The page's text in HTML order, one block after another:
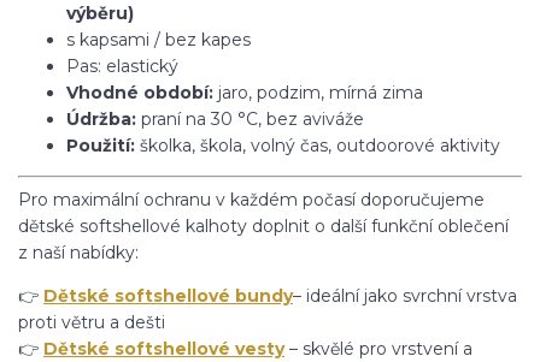
výběru)
s kapsami / bez kapes
Pas: elastický
Vhodné období: jaro, podzim, mírná zima
Údržba: praní na 30 °C, bez aviváže
Použití: školka, škola, volný čas, outdoorové aktivity
Pro maximální ochranu v každém počasí doporučujeme
dětské softshellové kalhoty doplnit o další funkční oblečení
z naší nabídky:
👉 Dětské softshellové bundy– ideální jako svrchní vrstva
proti větru a dešti
👉 Dětské softshellové vesty– skvělé pro vrstvení a